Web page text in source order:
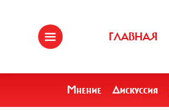
ГЛАВНАЯ
Мнение Дискуссия